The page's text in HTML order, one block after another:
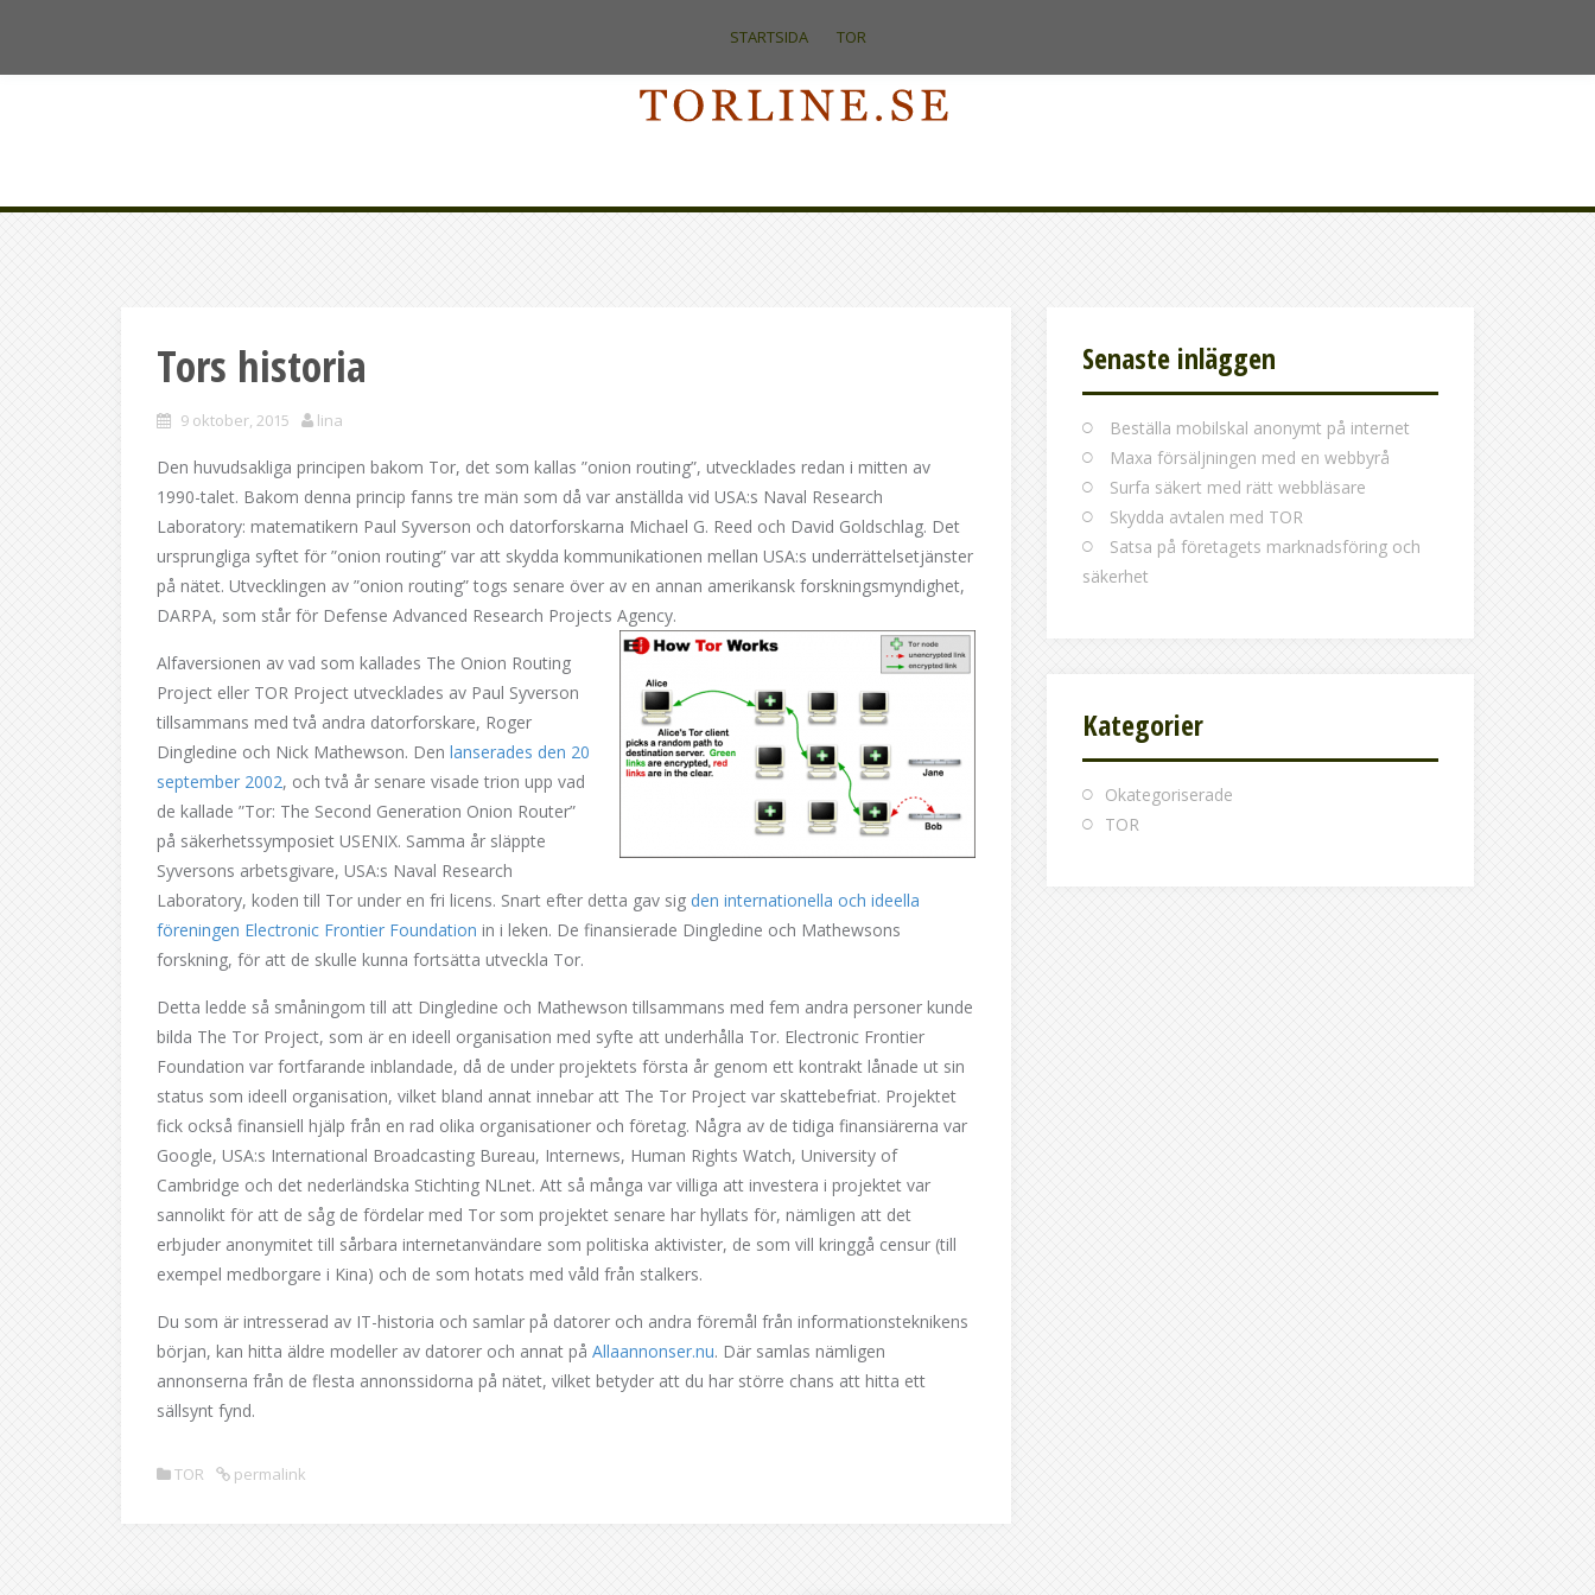
content
STARTSIDA TOR
Tors historia
9 oktober, 2015 lina
Den huvudsakliga principen bakom Tor, det som kallas ”onion routing”, utvecklades redan i mitten av
1990-talet. Bakom denna princip fanns tre män som då var anställda vid USA:s Naval Research
Laboratory: matematikern Paul Syverson och datorforskarna Michael G. Reed och David Goldschlag. Det
ursprungliga syftet för ”onion routing” var att skydda kommunikationen mellan USA:s underrättelsetjänster
på nätet. Utvecklingen av ”onion routing” togs senare över av en annan amerikansk forskningsmyndighet,
DARPA, som står för Defense Advanced Research Projects Agency.
Alfaversionen av vad som kallades The Onion Routing
Project eller TOR Project utvecklades av Paul Syverson
tillsammans med två andra datorforskare, Roger
Dingledine och Nick Mathewson. Den lanserades den 20
september 2002, och två år senare visade trion upp vad
de kallade ”Tor: The Second Generation Onion Router”
på säkerhetssymposiet USENIX. Samma år släppte
Syversons arbetsgivare, USA:s Naval Research
Laboratory, koden till Tor under en fri licens. Snart efter detta gav sig den internationella och ideella
föreningen Electronic Frontier Foundation in i leken. De finansierade Dingledine och Mathewsons
forskning, för att de skulle kunna fortsätta utveckla Tor.
Detta ledde så småningom till att Dingledine och Mathewson tillsammans med fem andra personer kunde
bilda The Tor Project, som är en ideell organisation med syfte att underhålla Tor. Electronic Frontier
Foundation var fortfarande inblandade, då de under projektets första år genom ett kontrakt lånade ut sin
status som ideell organisation, vilket bland annat innebar att The Tor Project var skattebefriat. Projektet
fick också finansiell hjälp från en rad olika organisationer och företag. Några av de tidiga finansiärerna var
Google, USA:s International Broadcasting Bureau, Internews, Human Rights Watch, University of
Cambridge och det nederländska Stichting NLnet. Att så många var villiga att investera i projektet var
sannolikt för att de såg de fördelar med Tor som projektet senare har hyllats för, nämligen att det
erbjuder anonymitet till sårbara internetanvändare som politiska aktivister, de som vill kringgå censur (till
exempel medborgare i Kina) och de som hotats med våld från stalkers.
Du som är intresserad av IT-historia och samlar på datorer och andra föremål från informationsteknikens
början, kan hitta äldre modeller av datorer och annat på Allaannonser.nu. Där samlas nämligen
annonserna från de flesta annonssidorna på nätet, vilket betyder att du har större chans att hitta ett
sällsynt fynd.
TOR permalink
Senaste inläggen
Beställa mobilskal anonymt på internet
Maxa försäljningen med en webbyrå
Surfa säkert med rätt webbläsare
Skydda avtalen med TOR
Satsa på företagets marknadsföring och
säkerhet
Kategorier
Okategoriserade
TOR